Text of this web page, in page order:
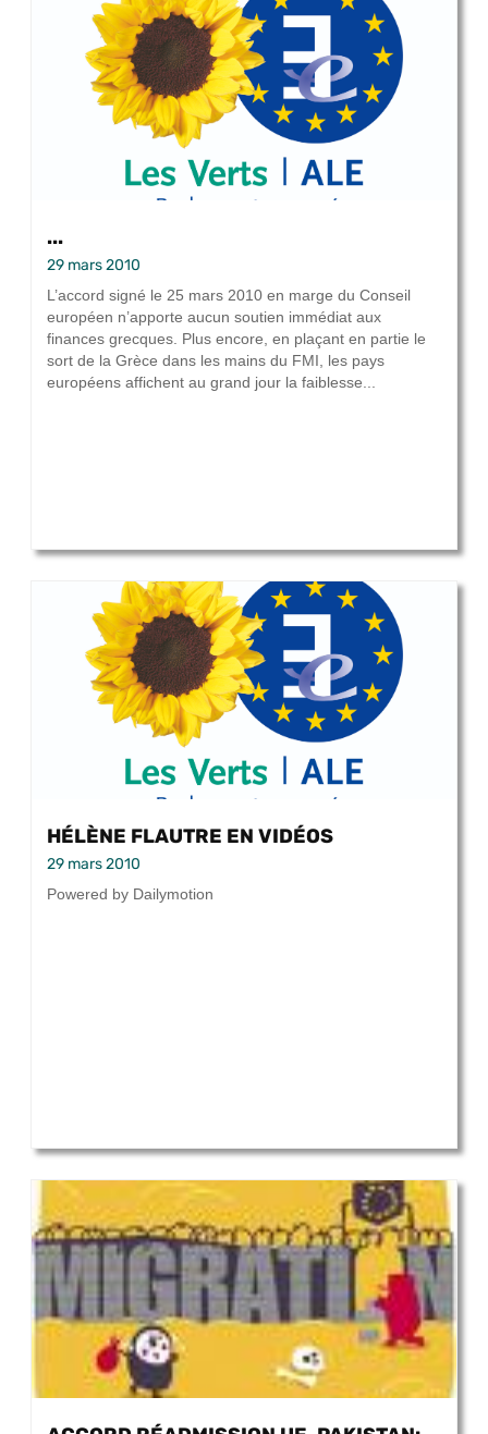
...
29 mars 2010
L’accord signé le 25 mars 2010 en marge du Conseil
européen n’apporte aucun soutien immédiat aux
finances grecques. Plus encore, en plaçant en partie le
sort de la Grèce dans les mains du FMI, les pays
européens affichent au grand jour la faiblesse...
HÉLÈNE FLAUTRE EN VIDÉOS
29 mars 2010
Powered by Dailymotion